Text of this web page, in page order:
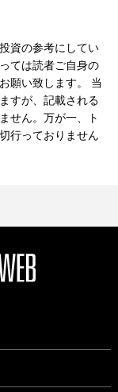
資の参考にしてい
ては読者ご自身の
願い致します。 当
すが、記載される
せん。万が一、ト
行っておりません